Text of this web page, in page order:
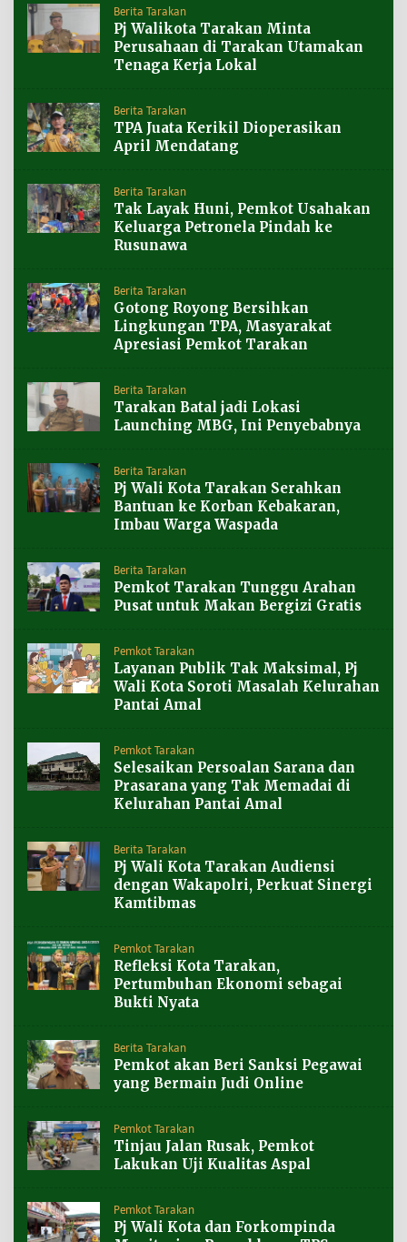
Berita Tarakan
Pj Walikota Tarakan Minta
Perusahaan di Tarakan Utamakan
Tenaga Kerja Lokal
Berita Tarakan
TPA Juata Kerikil Dioperasikan
April Mendatang
Berita Tarakan
Tak Layak Huni, Pemkot Usahakan
Keluarga Petronela Pindah ke
Rusunawa
Berita Tarakan
Gotong Royong Bersihkan
Lingkungan TPA, Masyarakat
Apresiasi Pemkot Tarakan
Berita Tarakan
Tarakan Batal jadi Lokasi
Launching MBG, Ini Penyebabnya
Berita Tarakan
Pj Wali Kota Tarakan Serahkan
Bantuan ke Korban Kebakaran,
Imbau Warga Waspada
Berita Tarakan
Pemkot Tarakan Tunggu Arahan
Pusat untuk Makan Bergizi Gratis
Pemkot Tarakan
Layanan Publik Tak Maksimal, Pj
Wali Kota Soroti Masalah Kelurahan
Pantai Amal
Pemkot Tarakan
Selesaikan Persoalan Sarana dan
Prasarana yang Tak Memadai di
Kelurahan Pantai Amal
Berita Tarakan
Pj Wali Kota Tarakan Audiensi
dengan Wakapolri, Perkuat Sinergi
Kamtibmas
Pemkot Tarakan
Refleksi Kota Tarakan,
Pertumbuhan Ekonomi sebagai
Bukti Nyata
Berita Tarakan
Pemkot akan Beri Sanksi Pegawai
yang Bermain Judi Online
Pemkot Tarakan
Tinjau Jalan Rusak, Pemkot
Lakukan Uji Kualitas Aspal
Pemkot Tarakan
Pj Wali Kota dan Forkompinda